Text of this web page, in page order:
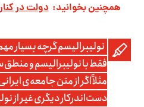
همچنین بخوانید: دولت در
نولیبرالیسم گرچه بسیار
فقط با نولیبرالیسم و
مثلاً اگر از متن جامعه‌ی
دست‌اندرکار دیگری غیر از